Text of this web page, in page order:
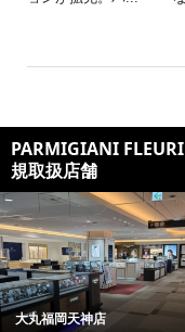
PARMIGIANI
規取扱店舗
大丸福岡天神店